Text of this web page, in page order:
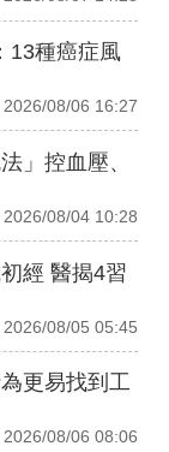
13種癌症風
2026/08/06 16:27
」控血壓、
2026/08/04 10:28
經 醫揭4習
2026/08/05 05:45
更易找到工
2026/08/06 08:06